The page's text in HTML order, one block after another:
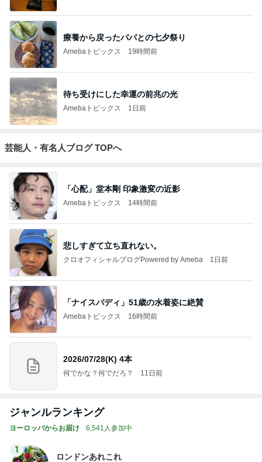
療養から戻ったパパとの七夕祭り
Amebaトピックス 19時間前
待ち受けにした幸運の前兆の光
Amebaトピックス 1日前
芸能人・有名人ブログ TOPへ
「心配」堂本剛 印象激変の近影
Amebaトピックス 14時間前
悲しすぎて立ち直れない。
クロオフィシャルブログPowered by Ameba 1日前
「ナイスバディ」51歳の水着姿に絶賛
Amebaトピックス 16時間前
2026/07/28(K) 4本
何でかな？何でだろ？ 11日前
ジャンルランキング
ヨーロッパからお届け 6,541人参加中
1
ロンドンあれこれ